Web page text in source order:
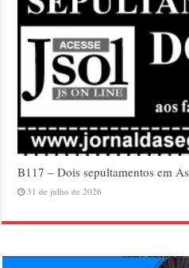
B117 – Dois sepultamentos em
31 de julho de 2026